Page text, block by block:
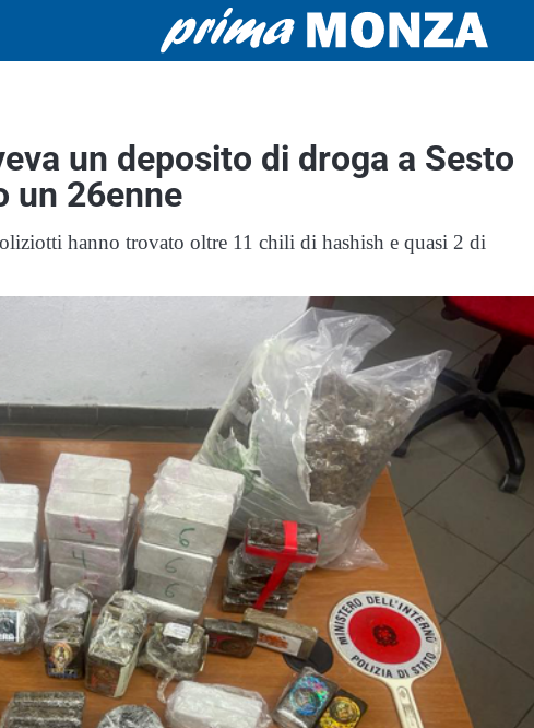
un deposito di droga a Sesto
un 26enne
hanno trovato oltre 11 chili di hashish e quasi 2 di